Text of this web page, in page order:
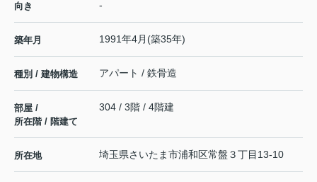
向き -
築年月 1991年4月(築35年)
種別 / 建物構造 アパート / 鉄骨造
部屋 /
所在階 / 階建て
304 / 3階 / 4階建
所在地 埼玉県さいたま市浦和区常盤 ３丁目13-10